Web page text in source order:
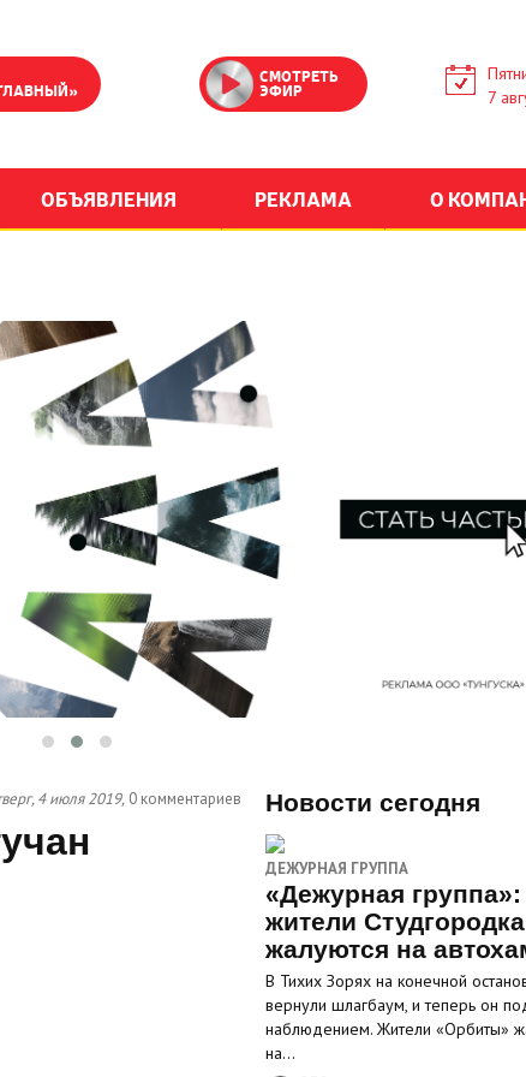
СМОТРЕТЬ
ЭФИР
7
ОБЪЯВЛЕНИЯ РЕКЛАМА О
4 июля 2019, 0 комментариев Новости сегодня
ДЕЖУРНАЯ ГРУППА
«Дежурная группа»:
жители Студгородка
жалуются на
В Тихих Зорях на конечной
вернули шлагбаум, и теперь он
наблюдением. Жители «Орбиты»
на…